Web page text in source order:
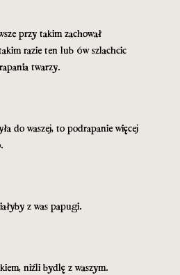
przy takim zachował
razie ten lub ów szlachcic
twarzy.
do waszej, to podrapanie więcej
z was papugi.
niźli bydlę z waszym.